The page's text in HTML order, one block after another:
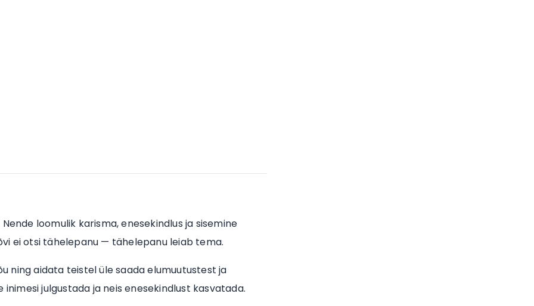
loomulik karisma, enesekindlus ja sisemine
ei otsi tähelepanu — tähelepanu leiab tema.
ning aidata teistel üle saada elumuutustest ja
julgustada ja neis enesekindlust kasvatada.